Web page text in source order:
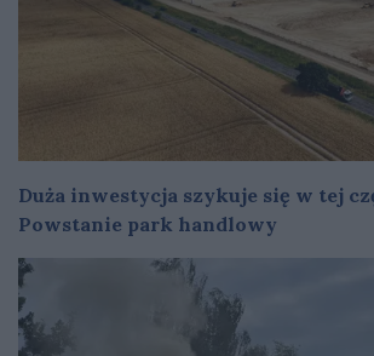
Duża inwestycja szykuje się w tej
Powstanie park handlowy